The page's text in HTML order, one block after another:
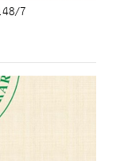
7